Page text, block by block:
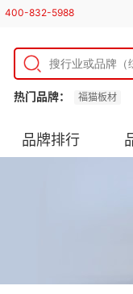
400-832-5988
热门品牌： 福猫板材
品牌排行